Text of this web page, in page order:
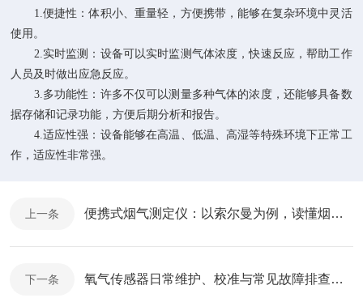
1.便捷性：体积小、重量轻，方便携带，能够在复杂环境中灵活
使用。
2.实时监测：设备可以实时监测气体浓度，快速反应，帮助工作
人员及时做出应急反应。
3.多功能性：许多不仅可以测量多种气体的浓度，还能够具备数
据存储和记录功能，方便后期分析和报告。
4.适应性强：设备能够在高温、低温、高湿等特殊环境下正常工
作，适应性非常强。
上一条 便携式烟气测定仪：以索尔曼为例，读懂烟气监测的核心原理
下一条 氧气传感器日常维护、校准与常见故障排查攻略